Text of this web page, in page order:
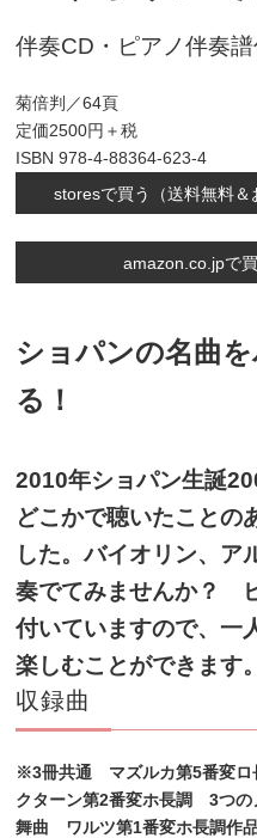
伴奏CD・ピアノ伴奏
菊倍判／64頁
定価2500円＋税
ISBN 978-4-88364-623-4
storesで買う（送料無料＆
amazon.co.jpで
ショパンの名曲
る！
2010年ショパン生誕
どこかで聴いたことの
した。バイオリン、ア
奏でてみませんか？
付いていますので、一
楽しむことができます。
収録曲
※3冊共通 マズルカ第5番変ロ
クターン第2番変ホ長調 3つの
舞曲 ワルツ第1番変ホ長調作